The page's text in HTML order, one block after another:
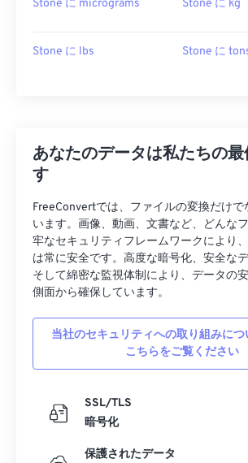
Stone に micrograms Stone に kg
Stone に lbs Stone に
あなたのデータは私たちの
す
FreeConvertでは、ファイルの変換だけ
います。画像、動画、文書など、どんな
牢なセキュリティフレームワークにより
は常に安全です。高度な暗号化、安全なデ
そして綿密な監視体制により、データの
側面から確保しています。
当社のセキュリティへの取り組みに
こちらをご覧ください
SSL/TLS
暗号化
保護されたデータ